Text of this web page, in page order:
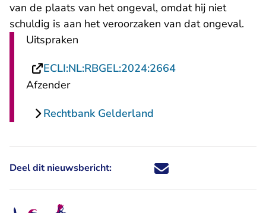
van de plaats van het ongeval, omdat hij niet
schuldig is aan het veroorzaken van dat ongeval.
Uitspraken
ECLI:NL:RBGEL:2024:2664- U verlaat
Afzender
Rechtbank Gelderland
Deel dit nieuwsbericht: Deel dit nieuwsbericht via X -
Deel dit nieuwsbericht via
Deel dit nieuwsbericht
Deel dit